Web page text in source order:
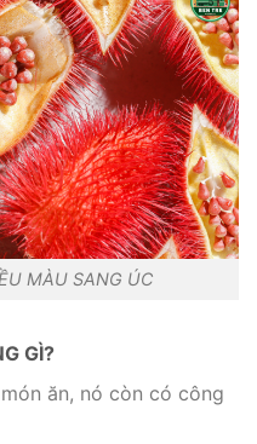
MÀU SANG ÚC
GÌ?
ăn, nó còn có công